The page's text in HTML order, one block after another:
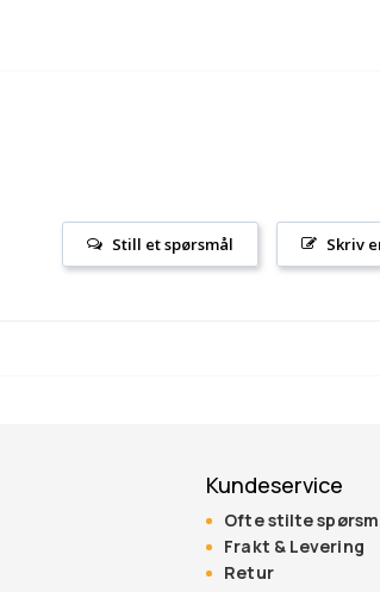
Skriv
Still et spørsmål
Kundeservice
Ofte stilte
Frakt & Levering
Retur